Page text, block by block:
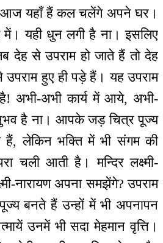
आज यहाँ हैं कल चलेंगे अपने घर।
यही धुन लगी है ना। इसलिए
देह से उपराम हो जाते हैं तो देह
हुए ही पड़े हैं। यह उपराम
है! अभी-अभी कार्य में आये, अभी-
है ना। आपके जड़ चित्र पूज्य
हैं, लेकिन भक्ति में भी संगम की
चली आती है। मन्दिर लक्ष्मी-
नारायण अपना समझेंगे? उपराम
बनते हैं उन्हों में भी अपनापन
उनमें भी सदा मेहमान वृत्ति।